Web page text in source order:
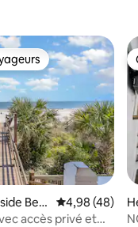
les plus appréciés
Bea
Évaluation
4,98 (48)
accès privé et